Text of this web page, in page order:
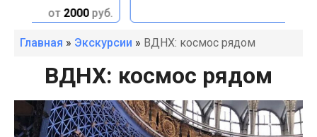
Главная » Экскурсии » ВДНХ: космос рядом
ВДНХ: космос рядом